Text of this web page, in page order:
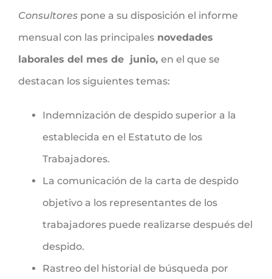
Consultores pone a su disposición el informe
mensual con las principales novedades
laborales del mes de junio, en el que se
destacan los siguientes temas:
Indemnización de despido superior a la
establecida en el Estatuto de los
Trabajadores.
La comunicación de la carta de despido
objetivo a los representantes de los
trabajadores puede realizarse después del
despido.
Rastreo del historial de búsqueda por